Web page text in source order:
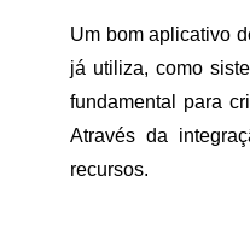
Um bom aplicativo
já utiliza, como
fundamental para
Através da
recursos.